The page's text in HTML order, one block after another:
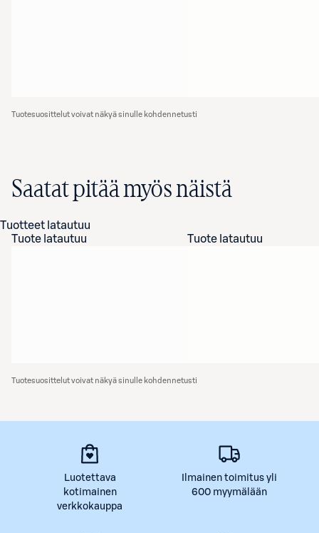
Tuotesuosittelut voivat näkyä sinulle kohdennetusti
Saatat pitää myös näistä
Tuotteet latautuu
Tuote latautuu
Tuote latautuu
Tuotesuosittelut voivat näkyä sinulle kohdennetusti
Luotettava
kotimainen
verkkokauppa
Ilmainen toimitus yli
600 myymälään